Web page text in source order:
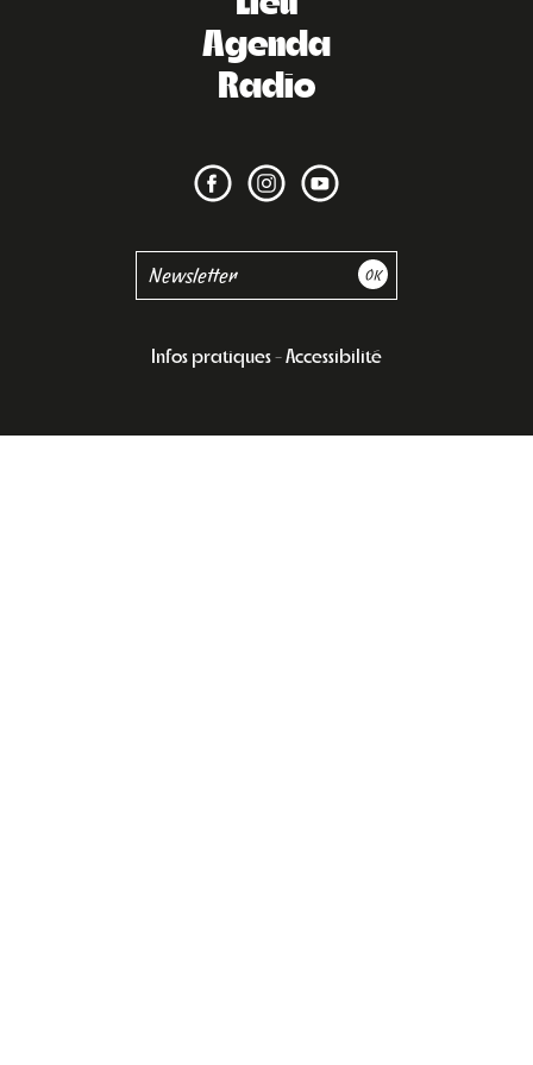
Agenda
Radio
Infos pratiques Accessibilité